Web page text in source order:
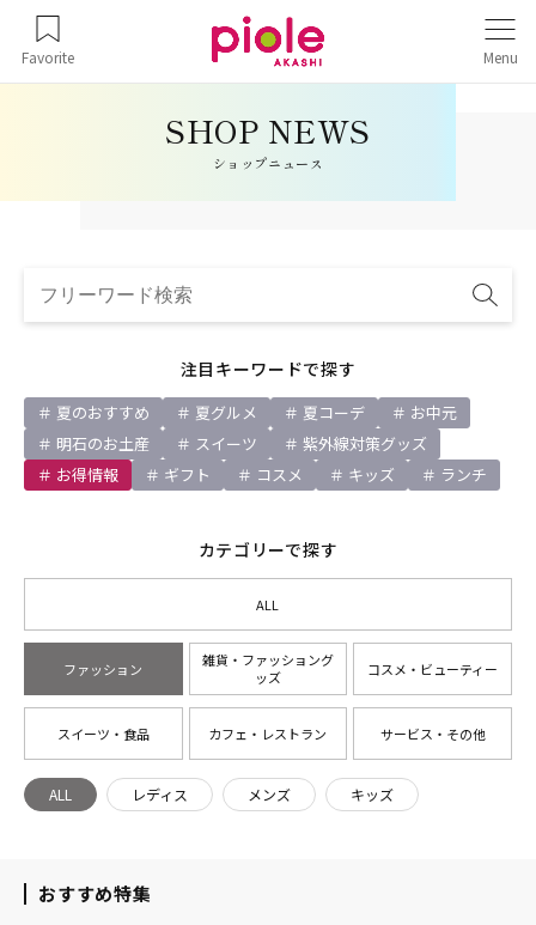
Favorite Menu
ショップニュース
注目キーワードで探す
夏のおすすめ 夏グルメ 夏コーデ
お中元
明石のお土産
スイーツ
紫外線対策グッズ
お得情報
ギフト コスメ キッズ ランチ
カテゴリーで探す
ALL
ファッション
雑貨・ファッショング
ッズ
コスメ・ビューティー
スイーツ・食品 カフェ・レストラン サービス・その他
ALL レディス メンズ キッズ
おすすめ特集